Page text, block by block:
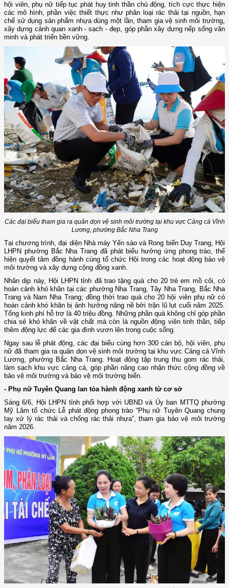
hội viên, phụ nữ tiếp tục phát huy tinh thần chủ động, tích cực thực hiện
các mô hình, phần việc thiết thực như phân loại rác thải tại nguồn, hạn
chế sử dụng sản phẩm nhựa dùng một lần, tham gia vệ sinh môi trường,
xây dựng cảnh quan xanh - sạch - đẹp, góp phần xây dựng nếp sống văn
minh và phát triển bền vững.
Các đại biểu tham gia ra quân dọn vệ sinh môi trường tại khu vực Cảng cá Vĩnh
Lương, phường Bắc Nha Trang
Tại chương trình, đại diện Nhà máy Yến sào và Rong biển Duy Trang, Hội
LHPN phường Bắc Nha Trang đã phát biểu hưởng ứng phong trào, thể
hiện quyết tâm đồng hành cùng tổ chức Hội trong các hoạt động bảo vệ
môi trường và xây dựng cộng đồng xanh.
Nhân dịp này, Hội LHPN tỉnh đã trao tặng quà cho 20 trẻ em mồ côi, có
hoàn cảnh khó khăn tại các phường Nha Trang, Tây Nha Trang, Bắc Nha
Trang và Nam Nha Trang; đồng thời trao quà cho 20 hội viên phụ nữ có
hoàn cảnh khó khăn bị ảnh hưởng nặng nề bởi trận lũ lụt cuối năm 2025.
Tổng kinh phí hỗ trợ là 40 triệu đồng. Những phần quà không chỉ góp phần
chia sẻ khó khăn về vật chất mà còn là nguồn động viên tinh thần, tiếp
thêm động lực để các gia đình vươn lên trong cuộc sống.
Ngay sau lễ phát động, các đại biểu cùng hơn 300 cán bộ, hội viên, phụ
nữ đã tham gia ra quân dọn vệ sinh môi trường tại khu vực Cảng cá Vĩnh
Lương, phường Bắc Nha Trang. Hoạt động tập trung thu gom rác thải,
làm sạch khu vực cảng cá, góp phần nâng cao nhận thức cộng đồng về
bảo vệ môi trường và bảo vệ môi trường biển.
- Phụ nữ Tuyên Quang lan tỏa hành động xanh từ cơ sở
Sáng 6/6, Hội LHPN tỉnh phối hợp với UBND và Ủy ban MTTQ phường
Mỹ Lâm tổ chức Lễ phát động phong trào “Phụ nữ Tuyên Quang chung
tay xử lý rác thải và chống rác thải nhựa”, tham gia bảo vệ môi trường
năm 2026.